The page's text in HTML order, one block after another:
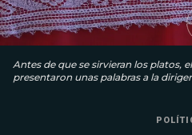
Antes de que se sirvieran los platos,
presentaron unas palabras a la